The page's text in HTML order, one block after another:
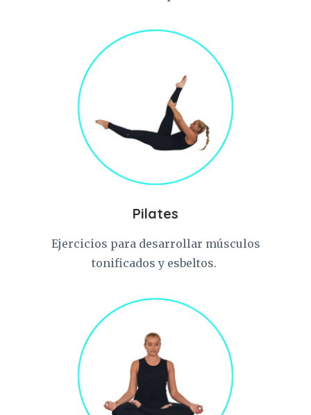
Pilates
Ejercicios para desarrollar músculos
tonificados y esbeltos.